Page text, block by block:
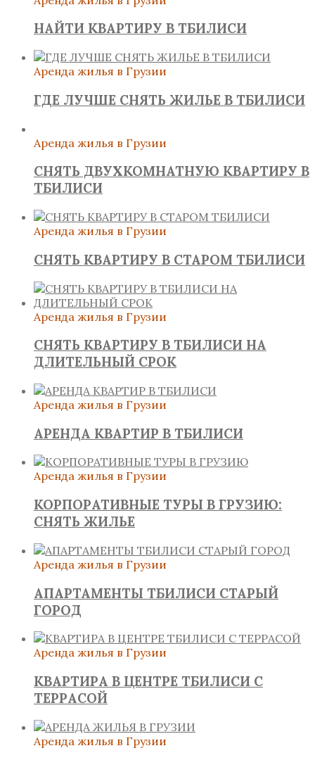
НАЙТИ КВАРТИРУ В ТБИЛИСИ
Аренда жилья в Грузии
ГДЕ ЛУЧШЕ СНЯТЬ ЖИЛЬЕ В ТБИЛИСИ
Аренда жилья в Грузии
СНЯТЬ ДВУХКОМНАТНУЮ КВАРТИРУ В
ТБИЛИСИ
Аренда жилья в Грузии
СНЯТЬ КВАРТИРУ В СТАРОМ ТБИЛИСИ
Аренда жилья в Грузии
СНЯТЬ КВАРТИРУ В ТБИЛИСИ НА
ДЛИТЕЛЬНЫЙ СРОК
Аренда жилья в Грузии
АРЕНДА КВАРТИР В ТБИЛИСИ
Аренда жилья в Грузии
КОРПОРАТИВНЫЕ ТУРЫ В ГРУЗИЮ:
СНЯТЬ ЖИЛЬЕ
Аренда жилья в Грузии
АПАРТАМЕНТЫ ТБИЛИСИ СТАРЫЙ
ГОРОД
Аренда жилья в Грузии
КВАРТИРА В ЦЕНТРЕ ТБИЛИСИ С
ТЕРРАСОЙ
Аренда жилья в Грузии